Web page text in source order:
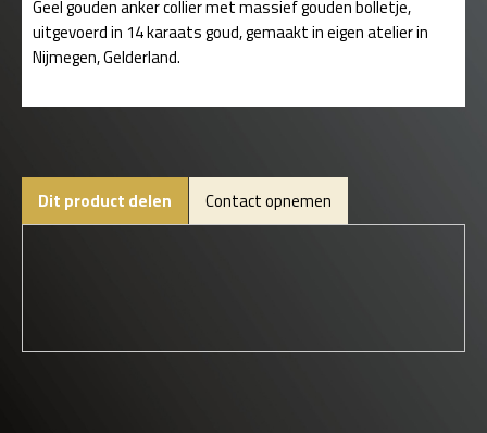
Geel gouden anker collier met massief gouden bolletje,
uitgevoerd in 14 karaats goud, gemaakt in eigen atelier in
Nijmegen, Gelderland.
Dit product delen Contact opnemen